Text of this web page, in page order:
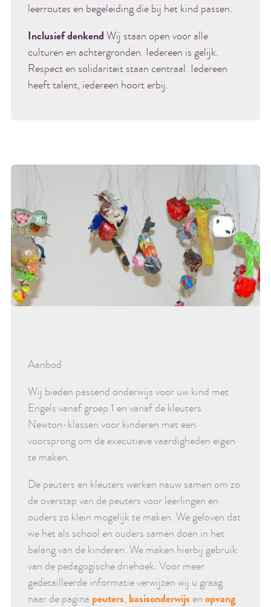
leerroutes en begeleiding die bij het kind passen.
Inclusief denkendWij staan open voor alle
culturen en achtergronden. Iedereen is gelijk.
Respect en solidariteit staan centraal. Iedereen
heeft talent, iedereen hoort erbij.
Aanbod
Wij bieden passend onderwijs voor uw kind met
Engels vanaf groep 1 en vanaf de kleuters
Newton-klassen voor kinderen met een
voorsprong om de executieve vaardigheden eigen
te maken.
De peuters en kleuters werken nauw samen om zo
de overstap van de peuters voor leerlingen en
ouders zo klein mogelijk te maken. We geloven dat
we het als school en ouders samen doen in het
belang van de kinderen. We maken hierbij gebruik
van de pedagogische driehoek. Voor meer
gedetailleerde informatie verwijzen wij u graag
naar de pagina peuters, basisonderwijs enopvang.